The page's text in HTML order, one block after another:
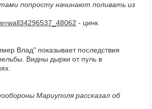
попросту начинают поливать из
- цинк
Влад" показывает последствия
Видны дырки от пуль в
Мариуполя рассказал об